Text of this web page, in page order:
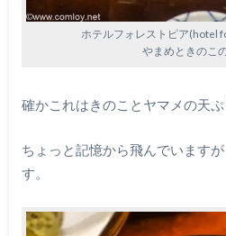
ホテルフォレストピア(hotel
やまめときのこ
確かこれはきのことヤマメの天ぷ
ちょっと記憶から飛んでいます
す。